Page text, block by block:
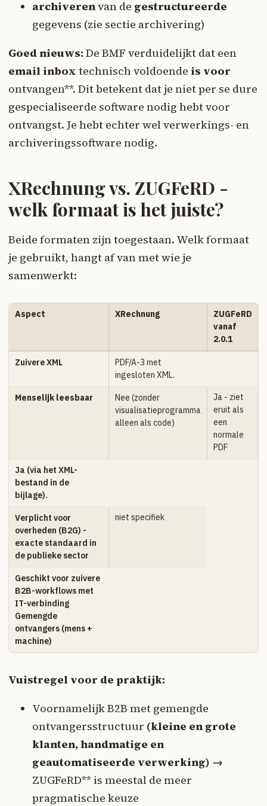
archiverenvan de gestructureerde
gegevens (zie sectie archivering)
Goed nieuws: De BMF verduidelijkt dat een
email inbox technisch voldoende is voor
ontvangen**. Dit betekent dat je niet per se dure
gespecialiseerde software nodig hebt voor
ontvangst. Je hebt echter wel verwerkings- en
archiveringssoftware nodig.
XRechnung vs. ZUGFeRD -
welk formaat is het juiste?
Beide formaten zijn toegestaan. Welk formaat
je gebruikt, hangt af van met wie je
samenwerkt:
Aspect XRechnung
ZUGFeRD
vanaf
2.0.1
Zuivere XML
PDF/A-3 met
ingesloten XML.
Menselijk leesbaar
Nee (zonder
visualisatieprogramma
alleen als code)
Ja - ziet
eruit als
een
normale
PDF
Ja (via het XML-
bestand in de
bijlage).
Verplicht voor
overheden (B2G) -
exacte standaard in
de publieke sector
niet specifiek
Geschikt voor zuivere
B2B-workflows met
IT-verbinding
Gemengde
ontvangers (mens +
machine)
Vuistregel voor de praktijk:
Voornamelijk B2B met gemengde
ontvangersstructuur (kleine en grote
klanten, handmatige en
geautomatiseerde verwerking) →
ZUGFeRD** is meestal de meer
pragmatische keuze